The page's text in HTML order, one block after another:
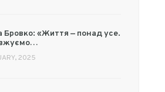
Бровко: «Життя — понад усе.
2025